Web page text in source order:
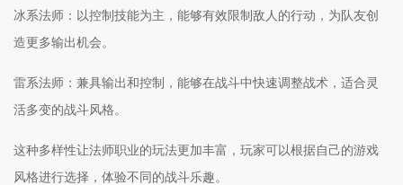
冰系法师：以控制技能为主，能够有效限制敌人的行动，为队友创
造更多输出机会。
雷系法师：兼具输出和控制，能够在战斗中快速调整战术，适合灵
活多变的战斗风格。
这种多样性让法师职业的玩法更加丰富，玩家可以根据自己的游戏
风格进行选择，体验不同的战斗乐趣。